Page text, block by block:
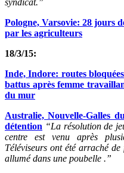
syndicat.”
Pologne, Varsovie: 28 jours
par les agriculteurs
18/3/15:
Inde, Indore: routes
battus après femme
du mur
Australie, Nouvelle-Galles
détention “La résolution de
centre est venu après
Téléviseurs ont été arraché
allumé dans une poubelle .”